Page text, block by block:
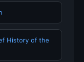
History of the